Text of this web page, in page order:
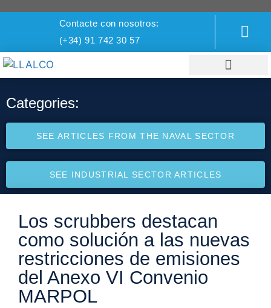
Contacte con nosotros:
(+34) 91 742 30 57
Categories:
SEE ARTICLES FROM THE NAVAL SECTOR
SEE INDUSTRIAL SECTOR ARTICLES
Los scrubbers destacan
como solución a las nuevas
restricciones de emisiones
del Anexo VI Convenio
MARPOL